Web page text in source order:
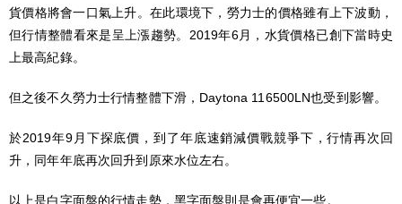
貨價格將會一口氣上升。在此環境下，勞力士的價格雖有上下波動，
但行情整體看來是呈上漲趨勢。2019年6月，水貨價格已創下當時史
上最高紀錄。
但之後不久勞力士行情整體下滑，Daytona 116500LN也受到影響。
於2019年9月下探底價，到了年底速銷減價戰競爭下，行情再次回
升，同年年底再次回升到原來水位左右。
以上是白字面盤的行情走勢，黑字面盤則是會再便宜一些。